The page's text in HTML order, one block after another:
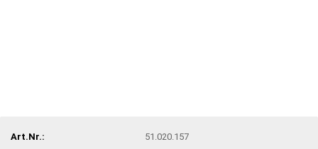
Art.Nr.:
51.020.157